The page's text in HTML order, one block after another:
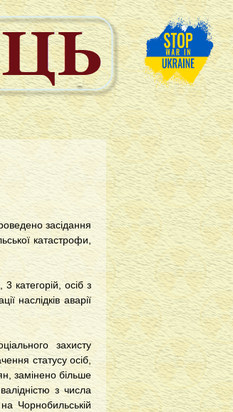
засідання
катастрофи,
категорій, осіб з
наслідків аварії
захисту
статусу осіб,
замінено більше
з числа
на Чорнобильській